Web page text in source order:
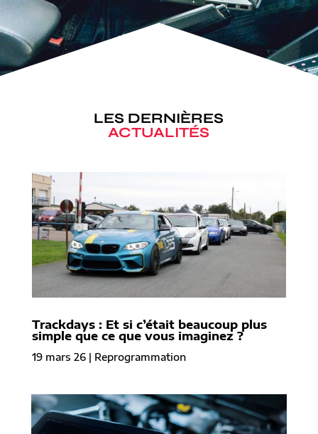
LES DERNIÈRES
ACTUALITÉS
Trackdays : Et si c’était beaucoup plus
simple que ce que vous imaginez ?
19 mars 26| Reprogrammation